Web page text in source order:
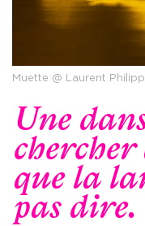
Muette @ Laurent
Une
que la
pas dire.